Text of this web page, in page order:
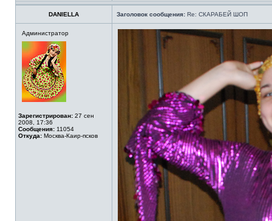
DANIELLA Заголовок сообщения: Re: СКАРАБЕЙ ШОП
Администратор
Зарегистрирован: 27 сен
2008, 17:36
Сообщения: 11054
Откуда: Москва-Каир-псков